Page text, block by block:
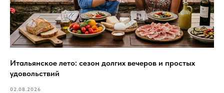
Итальянское лето: сезон долгих вечеров и простых
удовольствий
02.08.2026